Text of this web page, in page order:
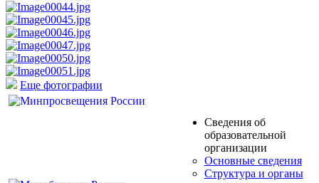
Еще фотографии
Сведения об
образовательной
организации
Основные сведения
Структура и органы